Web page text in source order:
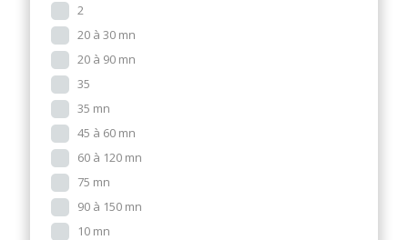
2
20 à 30 mn
20 à 90 mn
35
35 mn
45 à 60 mn
60 à 120 mn
75 mn
90 à 150 mn
10 mn